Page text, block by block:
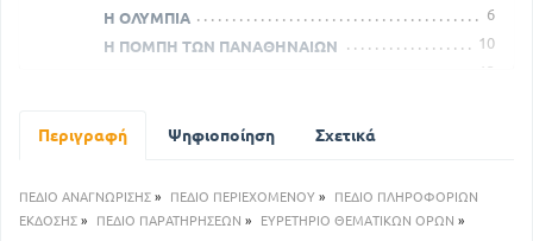
Η ΟΛΥΜΠΙΑ
6
Η ΠΟΜΠΗ ΤΩΝ ΠΑΝΑΘΗΝΑΙΩΝ
10
13
ΣΤΟ ΓΚΡΕΜΟ
Ο ΘΑΝΑΤΟΣ ΤΟΥ ΝΑΥΤΗ
ΝΟΣΤΑΛΓΙΑ
Περιγραφή Ψηφιοποίηση Σχετικά
ΠΕΔΙΟ ΑΝΑΓΝΩΡΙΣΗΣ » ΠΕΔΙΟ ΠΕΡΙΕΧΟΜΕΝΟΥ »
ΠΕΔΙΟ ΠΛΗΡΟΦΟΡΙΩΝ
ΕΚΔΟΣΗΣ » ΠΕΔΙΟ ΠΑΡΑΤΗΡΗΣΕΩΝ » ΕΥΡΕΤΗΡΙΟ ΘΕΜΑΤΙΚΩΝ ΟΡΩΝ »